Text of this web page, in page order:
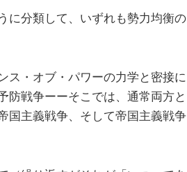
に分類して、いずれも勢力均衡の
ス・オブ・パワーの力学と密接に
防戦争ーーそこでは、通常両方と
国主義戦争、そして帝国主義戦争